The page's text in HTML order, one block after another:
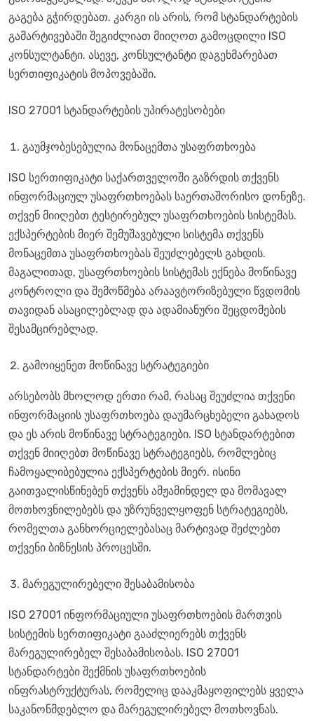
გაგება გჭირდებათ. კარგი ის არის, რომ სტანდარტების
გამარტივებაში შეგიძლიათ მიიღოთ გამოცდილი ISO
კონსულტანტი. ასევე, კონსულტანტი დაგეხმარებათ
სერთიფიკატის მოპოვებაში.
ISO 27001 სტანდარტების უპირატესობები
გაუმჯობესებულია მონაცემთა უსაფრთხოება
ISO სერთიფიკატი საქართველოში გაზრდის თქვენს
ინფორმაციულ უსაფრთხოებას საერთაშორისო დონეზე.
თქვენ მიიღებთ ტესტირებულ უსაფრთხოების სისტემას.
ექსპერტების მიერ შემუშავებული სისტემა თქვენს
მონაცემთა უსაფრთხოებას შეუძლებელს გახდის.
მაგალითად, უსაფრთხოების სისტემას ექნება მოწინავე
კონტროლი და შემოწმება არაავტორიზებული წვდომის
თავიდან ასაცილებლად და ადამიანური შეცდომების
შესამცირებლად.
გამოიყენეთ მოწინავე სტრატეგიები
არსებობს მხოლოდ ერთი რამ, რასაც შეუძლია თქვენი
ინფორმაციის უსაფრთხოება დაუმარცხებელი გახადოს
და ეს არის მოწინავე სტრატეგიები. ISO სტანდარტებით
თქვენ მიიღებთ მოწინავე სტრატეგიებს, რომლებიც
ჩამოყალიბებულია ექსპერტების მიერ. ისინი
გაითვალისწინებენ თქვენს ამჟამინდელ და მომავალ
მოთხოვნილებებს და უზრუნველყოფენ სტრატეგიებს,
რომელთა განხორციელებასაც მარტივად შეძლებთ
თქვენი ბიზნესის პროცესში.
მარეგულირებელი შესაბამისობა
ISO 27001 ინფორმაციული უსაფრთხოების მართვის
სისტემის სერთიფიკატი გააძლიერებს თქვენს
მარეგულირებელ შესაბამისობას. ISO 27001
სტანდარტები შექმნის უსაფრთხოების
ინფრასტრუქტურას, რომელიც დააკმაყოფილებს ყველა
საკანონმდებლო და მარეგულირებელ მოთხოვნას.